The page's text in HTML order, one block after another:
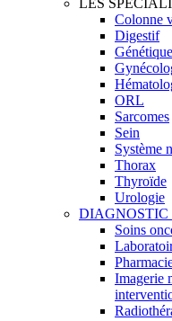
LES
Colonne
Digestif
Génétique
ORL
Sarcomes
Sein
Système
Thorax
Thyroïde
Urologie
DIAGNOSTIC
Soins
Imagerie